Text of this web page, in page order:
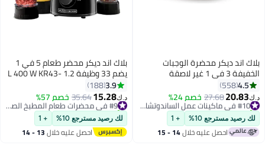
بلاك اند ديكر محضرة الوجبات
الخفيفة 3 في 1 غير لاصقة
الساندويتشات و الوافل بألواح قابلة
للفصل , ماكينة تحضير
الساندويتشات وتسخين الوجبات
الخفيفة، شواية ساندويتشات ووافل
قابلة للتبديل بفتحتين غير لاصقتين
4.5
558
د.ك‏20.83
27.68خصم 24%
تم بيع +20 مؤخرًا
لك رصيد مسترجع 10% + 1
احصل عليه خلال 14 - 15
بلاك اند ديكر محضر طعام 5 في 1
يضم 33 وظيفة 1.2 L 400 W KR43-
B5 أسود3.9
188
د.ك‏15.28
35.64خصم 57%
تم بيع +20 مؤخرًا
لك رصيد مسترجع 10% + 1
احصل عليه خلال 13 - 14